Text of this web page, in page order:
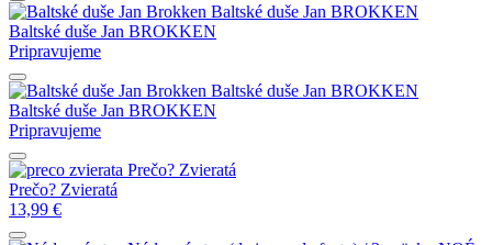
Baltské duše Jan BROKKEN
Baltské duše Jan BROKKEN
Pripravujeme
Baltské duše Jan BROKKEN
Baltské duše Jan BROKKEN
Pripravujeme
Prečo? Zvieratá
Prečo? Zvieratá
13,99 €